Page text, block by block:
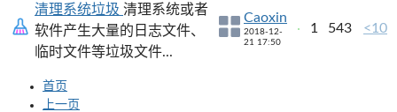
清理系统垃圾 清理系统或者
软件产生大量的日志文件、
临时文件等垃圾文件...
Caoxin
2018-12-
21 17:50
1 543 <10
首页
上一页